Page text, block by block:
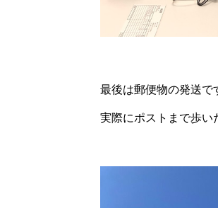
最後は郵便物の発送で
実際にポストまで歩い